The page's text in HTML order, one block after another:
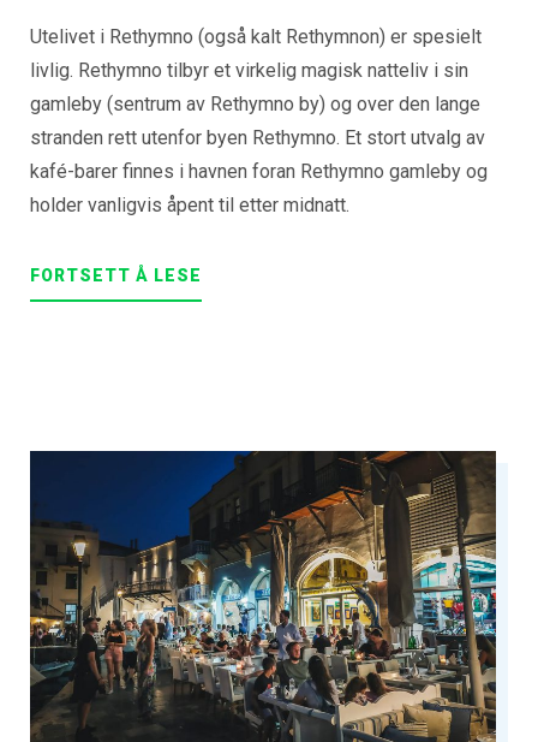
Utelivet i Rethymno (også kalt Rethymnon) er spesielt
livlig. Rethymno tilbyr et virkelig magisk natteliv i sin
gamleby (sentrum av Rethymno by) og over den lange
stranden rett utenfor byen Rethymno. Et stort utvalg av
kafé-barer finnes i havnen foran Rethymno gamleby og
holder vanligvis åpent til etter midnatt.
FORTSETT Å LESE